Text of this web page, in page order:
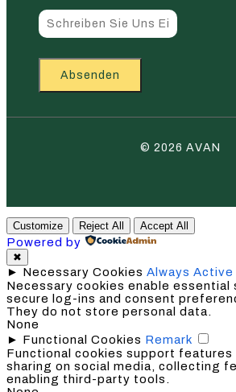
Absenden
© 2026 AVAN
Customize Reject All Accept All
Powered by
✖
► Necessary Cookies Always Active
Necessary cookies enable
secure log-ins and consent
They do not store personal data.
None
► Functional Cookies Remark
Functional cookies support features
sharing on social media, collecting
enabling third-party tools.